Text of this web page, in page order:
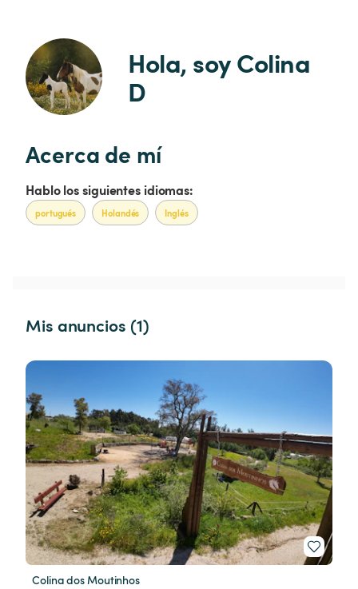
Hola, soy Colina
D
Acerca de mí
Hablo los siguientes idiomas:
portugués Holandés Inglés
Mis anuncios (1)
Colina dos Moutinhos